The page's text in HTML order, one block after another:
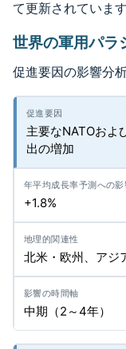
て更新されています
世界の軍用パラ
促進要因の影響分
主要なNATOおよ
出の増加
+1.8%
北米・欧州、アジ
中期（2～4年）